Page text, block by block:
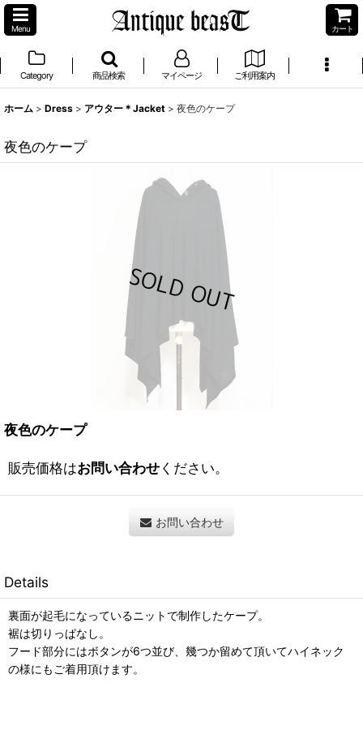
Menu カート
Category 商品検索 マイページ ご利用案内
ホーム > Dress > アウター＊Jacket > 夜色のケープ
夜色のケープ
夜色のケープ
販売価格はお問い合わせください。
お問い合わせ
Details
裏面が起毛になっているニットで制作したケープ。
裾は切りっぱなし。
フード部分にはボタンが6つ並び、幾つか留めて頂いてハイネック
の様にもご着用頂けます。